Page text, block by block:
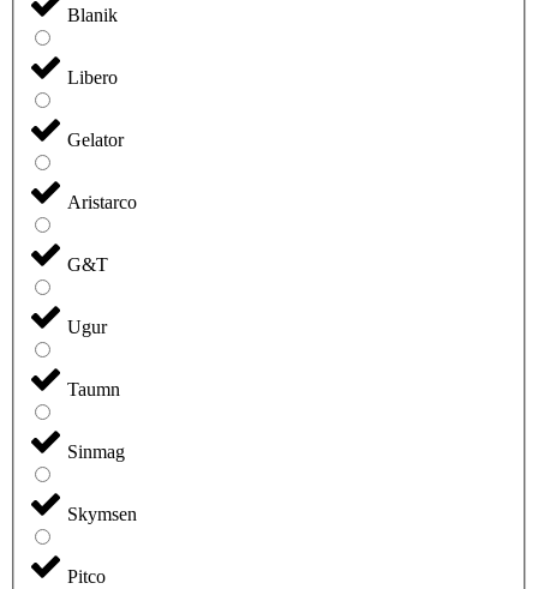
Blanik
Libero
Gelator
Aristarco
G&T
Ugur
Taumn
Sinmag
Skymsen
Pitco